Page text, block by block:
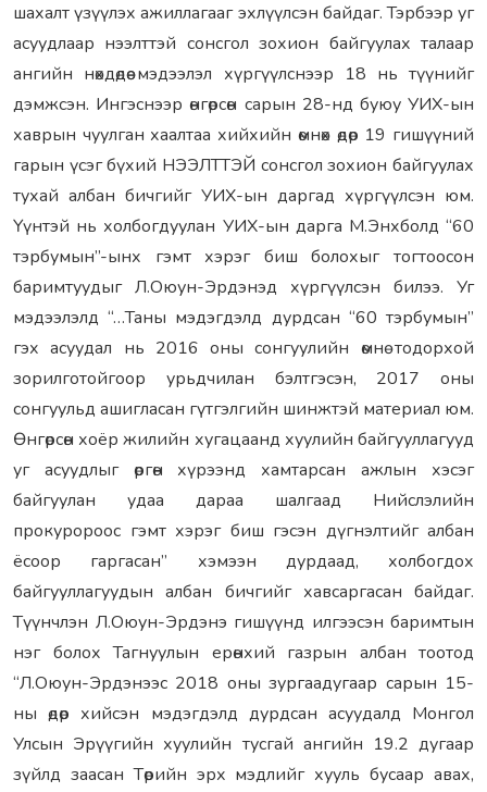
шахалт үзүүлэх ажиллагааг эхлүүлсэн байдаг. Тэрбээр уг
асуудлаар нээлттэй сонсгол зохион байгуулах талаар
ангийн нөхдөдөө мэдээлэл хүргүүлснээр 18 нь түүнийг
дэмжсэн. Ингэснээр өнгөрсөн сарын 28-нд буюу УИХ-ын
хаврын чуулган хаалтаа хийхийн өмнөх өдөр 19 гишүүний
гарын үсэг бүхий НЭЭЛТТЭЙ сонсгол зохион байгуулах
тухай албан бичгийг УИХ-ын даргад хүргүүлсэн юм.
Үүнтэй нь холбогдуулан УИХ-ын дарга М.Энхболд “60
тэрбумын”-ынх гэмт хэрэг биш болохыг тогтоосон
баримтуудыг Л.Оюун-Эрдэнэд хүргүүлсэн билээ. Уг
мэдээлэлд “…Таны мэдэгдэлд дурдсан “60 тэрбумын”
гэх асуудал нь 2016 оны сонгуулийн өмнө тодорхой
зорилготойгоор урьдчилан бэлтгэсэн, 2017 оны
сонгуульд ашигласан гүтгэлгийн шинжтэй материал юм.
Өнгөрсөн хоёр жилийн хугацаанд хуулийн байгууллагууд
уг асуудлыг өргөн хүрээнд хамтарсан ажлын хэсэг
байгуулан удаа дараа шалгаад Нийслэлийн
прокуророос гэмт хэрэг биш гэсэн дүгнэлтийг албан
ёсоор гаргасан” хэмээн дурдаад, холбогдох
байгууллагуудын албан бичгийг хавсаргасан байдаг.
Түүнчлэн Л.Оюун-Эрдэнэ гишүүнд илгээсэн баримтын
нэг болох Тагнуулын ерөнхий газрын албан тоотод
“Л.Оюун-Эрдэнээс 2018 оны зургаадугаар сарын 15-
ны өдөр хийсэн мэдэгдэлд дурдсан асуудалд Монгол
Улсын Эрүүгийн хуулийн тусгай ангийн 19.2 дугаар
зүйлд заасан Төрийн эрх мэдлийг хууль бусаар авах,